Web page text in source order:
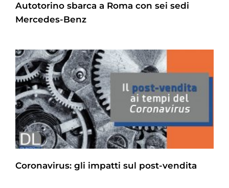
Autotorino sbarca a Roma con sei sedi
Mercedes-Benz
Coronavirus: gli impatti sul post-vendita